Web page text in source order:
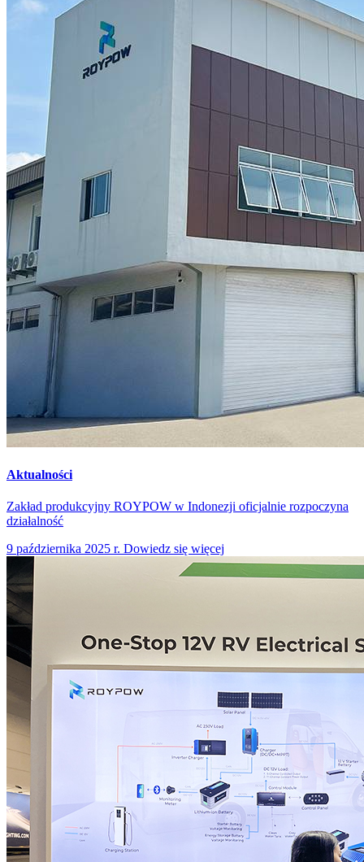
Aktualności
Zakład produkcyjny ROYPOW w Indonezji oficjalnie rozpoczyna
działalność
9 października 2025 r. Dowiedz się więcej